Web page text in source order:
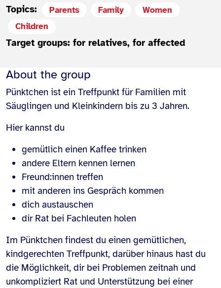
Topics: Parents Family
Women
Children
Target groups: for relatives, for affected
About the group
Pünktchen ist ein Treffpunkt für Familien mit
Säuglingen und Kleinkindern bis zu 3 Jahren.
Hier kannst du
gemütlich einen Kaffee trinken
andere Eltern kennen lernen
Freund:innen treffen
mit anderen ins Gespräch kommen
dich austauschen
dir Rat bei Fachleuten holen
Im Pünktchen findest du einen gemütlichen,
kindgerechten Treffpunkt, darüber hinaus hast du
die Möglichkeit, dir bei Problemen zeitnah und
unkompliziert Rat und Unterstützung bei einer